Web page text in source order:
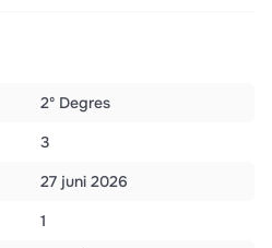
2º Degres
3
27 juni 2026
1